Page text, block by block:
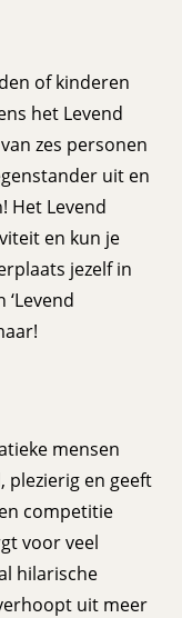
of kinderen
het Levend
zes personen
uit en
Het Levend
en kun je
jezelf in
mensen
plezierig en geeft
competitie
voor veel
hilarische
uit meer